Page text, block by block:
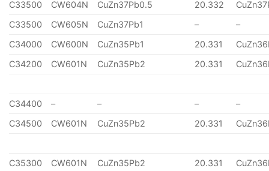
C33500 CW604N CuZn37Pb0.5 20.332
C33500
CW605N CuZn37Pb1 –
–
C34000
CW600N CuZn35Pb1 20.331
C34200
CW601N CuZn35Pb2 20.331
C34400 – – –
–
C34500
CW601N CuZn35Pb2 20.331
C35300 CW601N CuZn35Pb2 20.331